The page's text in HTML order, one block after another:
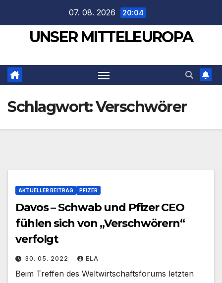
springen
07. 08. 2026 20:04
UNSER MITTELEUROPA
Schlagwort:Verschwörer
AKTUELLER BEITRAG PFIZER
Davos – Schwab und Pfizer CEO
fühlen sich von „Verschwörern“
verfolgt
30. 05. 2022 ELA
Beim Treffen des Weltwirtschaftsforums letzten